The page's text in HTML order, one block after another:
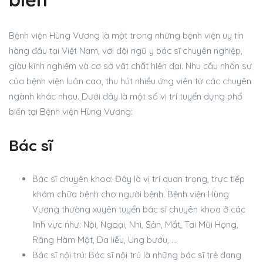
Bệnh viện Hùng Vương là một trong những bệnh viện uy tín
hàng đầu tại Việt Nam, với đội ngũ y bác sĩ chuyên nghiệp,
giàu kinh nghiệm và cơ sở vật chất hiện đại. Nhu cầu nhân sự
của bệnh viện luôn cao, thu hút nhiều ứng viên từ các chuyên
ngành khác nhau. Dưới đây là một số vị trí tuyển dụng phổ
biến tại Bệnh viện Hùng Vương:
Bác sĩ
Bác sĩ chuyên khoa: Đây là vị trí quan trọng, trực tiếp
khám chữa bệnh cho người bệnh. Bệnh viện Hùng
Vương thường xuyên tuyển bác sĩ chuyên khoa ở các
lĩnh vực như: Nội, Ngoại, Nhi, Sản, Mắt, Tai Mũi Họng,
Răng Hàm Mặt, Da liễu, Ung bướu, …
Bác sĩ nội trú: Bác sĩ nội trú là những bác sĩ trẻ đang